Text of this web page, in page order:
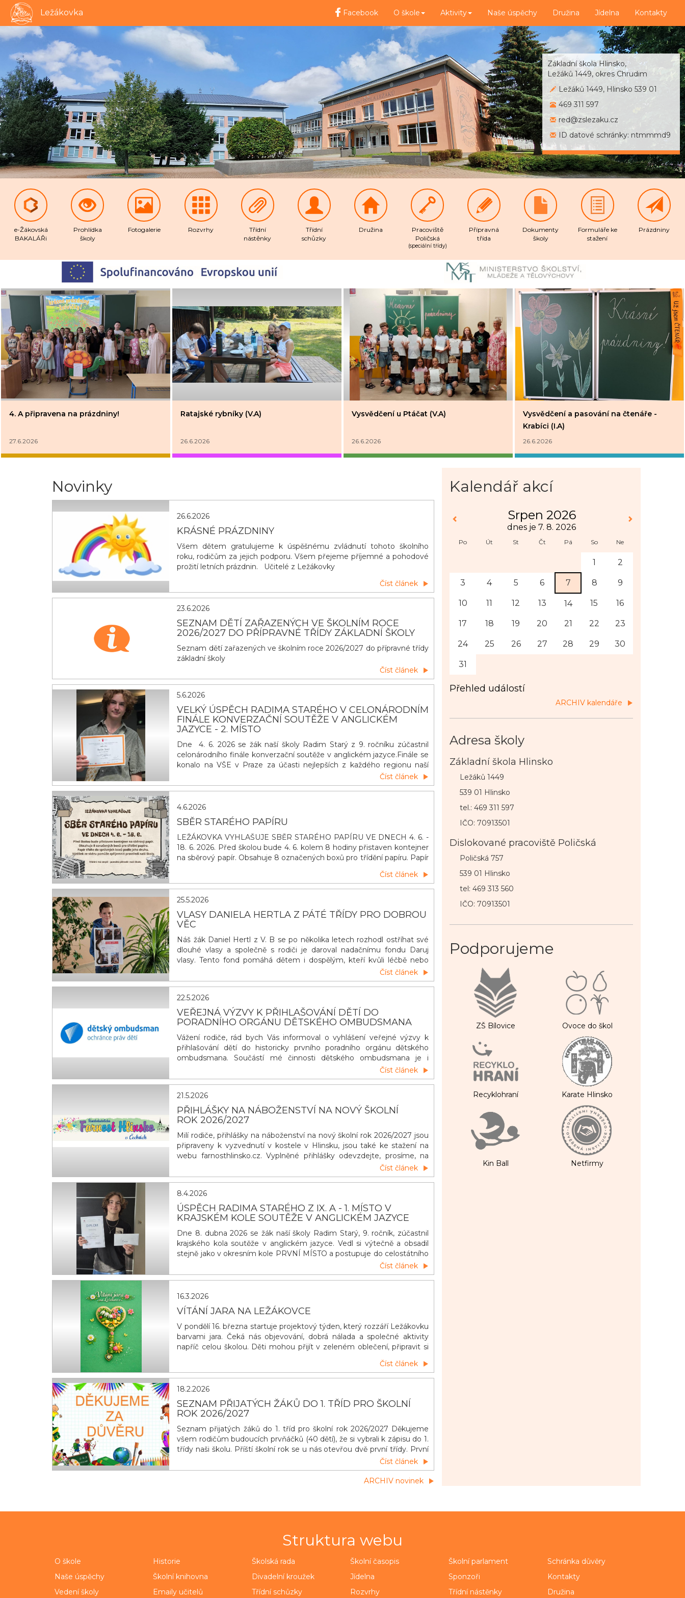
Ležákovka Facebook O škole Aktivity Naše úspěchy Družina Jídelna Kontakty
Základní škola Hlinsko,
Ležáků 1449, okres Chrudim
Ležáků 1449, Hlinsko 539 01
469 311 597
red@zslezaku.cz
ID datové schránky: ntmmmd9
e-Žákovská
BAKALÁŘi
Prohlídka
školy
Fotogalerie Rozvrhy
Třídní
nástěnky
Třídní
schůzky
Družina
Pracoviště
Poličská
(speciální třídy)
Přípravná
třída
Dokumenty
školy
Formuláře ke
stažení
Prázdniny
4. A připravena na prázdniny!
27.6.2026
Ratajské rybníky (V.A)
26.6.2026
Vysvědčení u Ptáčat (V.A)
26.6.2026
Vysvědčení a pasování na čtenáře -
Krabíci (I.A)
26.6.2026
Novinky
26.6.2026
KRÁSNÉ PRÁZDNINY
Všem dětem gratulujeme k úspěšnému zvládnutí tohoto školního
roku, rodičům za jejich podporu. Všem přejeme příjemné a pohodové
prožití letních prázdnin. Učitelé z Ležákovky
Číst článek
23.6.2026
SEZNAM DĚTÍ ZAŘAZENÝCH VE ŠKOLNÍM ROCE
2026/2027 DO PŘÍPRAVNÉ TŘÍDY ZÁKLADNÍ ŠKOLY
Seznam dětí zařazených ve školním roce 2026/2027 do přípravné třídy
základní školy
Číst článek
5.6.2026
VELKÝ ÚSPĚCH RADIMA STARÉHO V CELONÁRODNÍM
FINÁLE KONVERZAČNÍ SOUTĚŽE V ANGLICKÉM
JAZYCE - 2. MÍSTO
Dne 4. 6. 2026 se žák naší školy Radim Starý z 9. ročníku zúčastnil
celonárodního finále konverzační soutěže v anglickém jazyce.Finále se
konalo na VŠE v Praze za účasti nejlepších z každého regionu naší
republiky. Radim si poradil skvěle se svým tématem Street Life a
obsadil druhé místo. Patří mu obrovské díky za reprezentace našeho
Číst článek
4.6.2026
SBĚR STARÉHO PAPÍRU
LEŽÁKOVKA VYHLAŠUJE SBĚR STARÉHO PAPÍRU VE DNECH 4. 6. -
18. 6. 2026. Před školou bude 4. 6. kolem 8 hodiny přistaven kontejner
na sběrový papír. Obsahuje 8 označených boxů pro třídění papíru. Papír
zpříjemnit prostředí naší školy. Třídění má smysl – pomáhá přírodě i
naší škole. D
Číst článek
25.5.2026
VLASY DANIELA HERTLA Z PÁTÉ TŘÍDY PRO DOBROU
VĚC
Náš žák Daniel Hertl z V. B se po několika letech rozhodl ostříhat své
dlouhé vlasy a společně s rodiči je daroval nadačnímu fondu Daruj
vlasy. Tento fond pomáhá dětem i dospělým, kteří kvůli léčbě nebo
onemocnění o vlasy přišli. Z darovaných vlasů vznikají paruky, které
mohou lidem v těžkém období alespoň trochu vrátit radost a větší
Číst článek
22.5.2026
VEŘEJNÁ VÝZVY K PŘIHLAŠOVÁNÍ DĚTÍ DO
PORADNÍHO ORGÁNU DĚTSKÉHO OMBUDSMANA
Vážení rodiče, rád bych Vás informoval o vyhlášení veřejné výzvy k
přihlašování dětí do historicky prvního poradního orgánu dětského
ombudsmana. Součástí mé činnosti dětského ombudsmana je i
spolupráce s poradním orgánem složeným z dětí (dětským poradním
týmem). Naším cílem je, aby byl co nejrozmanitější a zahrnoval také
Číst článek
21.5.2026
PŘIHLÁŠKY NA NÁBOŽENSTVÍ NA NOVÝ ŠKOLNÍ
ROK 2026/2027
Milí rodiče, přihlášky na náboženství na nový školní rok 2026/2027 jsou
připraveny k vyzvednutí v kostele v Hlinsku, jsou také ke stažení na
webu farnosthlinsko.cz. Vyplněné přihlášky odevzdejte, prosíme, na
faru v Hlinsku do 14. června 2026. Podle odevzdaných přihlášek budou
vytvořeny skupiny a rozvrh výuky náboženství. Výuky náboženství v
Číst článek
8.4.2026
ÚSPĚCH RADIMA STARÉHO Z IX. A - 1. MÍSTO V
KRAJSKÉM KOLE SOUTĚŽE V ANGLICKÉM JAZYCE
Dne 8. dubna 2026 se žák naší školy Radim Starý, 9. ročník, zúčastnil
krajského kola soutěže v anglickém jazyce. Vedl si výtečně a obsadil
stejně jako v okresním kole PRVNÍ MÍSTO a postupuje do celostátního
kola v Praze. Patří mu veliké díky s přáním dalších úspěchů.Číst článek
16.3.2026
VÍTÁNÍ JARA NA LEŽÁKOVCE
V pondělí 16. března startuje projektový týden, který rozzáří Ležákovku
barvami jara. Čeká nás objevování, dobrá nálada a společné aktivity
napříč celou školou. Děti mohou přijít v zeleném oblečení, připravit si
symbolický jarní klíč, který se objeví na dveřích učebny. Není to
obyčejn&yacu
Číst článek
18.2.2026
SEZNAM PŘIJATÝCH ŽÁKŮ DO 1. TŘÍD PRO ŠKOLNÍ
ROK 2026/2027
Seznam přijatých žáků do 1. tříd pro školní rok 2026/2027 Děkujeme
všem rodičům budoucích prvňáčků (40 dětí), že si vybrali k zápisu do 1.
třídy naši školu. Příští školní rok se u nás otevřou dvě první třídy. První
schůzka rodičů budoucích prvňáčků proběhne během měsíce června.
Třídní učitelky zašlou během druhé poloviny května rodičům e-maily s
Číst článek
ARCHIV novinek
Kalendář akcí
Srpen 2026
dnes je 7. 8. 2026
Po Út St Čt Pá So Ne
1 2
3 4 5 6 7 8 9
10 11 12 13 14 15 16
17 18 19 20 21 22 23
24 25 26 27 28 29 30
31
Přehled událostí
ARCHIV kalendáře
Adresa školy
Základní škola Hlinsko
Ležáků 1449
539 01 Hlinsko
tel.: 469 311 597
IČO: 70913501
Dislokované pracoviště Poličská
Poličská 757
539 01 Hlinsko
tel: 469 313 560
IČO: 70913501
Podporujeme
ZŠ Bílovice Ovoce do škol
Recyklohraní Karate Hlinsko
Kin Ball Netfirmy
Struktura webu
O škole Historie Školská rada Školní časopis Školní parlament
Schránka důvěry
Naše úspěchy
Školní knihovna Divadelní kroužek Jídelna Sponzoři
Kontakty
Vedení školy
Emaily učitelů Třídní schůzky Rozvrhy Třídní nástěnky Družina